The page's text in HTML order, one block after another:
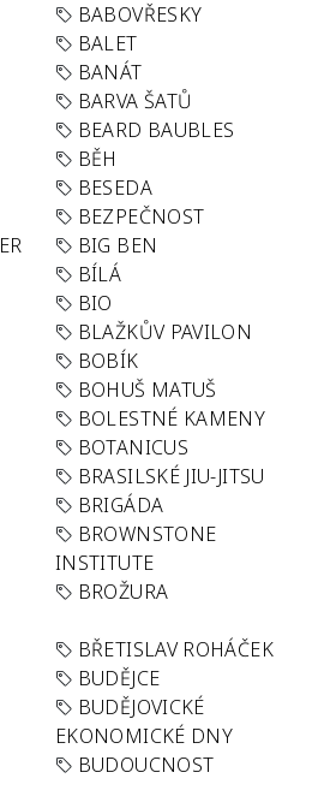
BABOVŘESKY
BALET
BANÁT
BARVA ŠATŮ
BEARD BAUBLES
BĚH
BESEDA
BEZPEČNOST
BIG BEN
BÍLÁ
BIO
BLAŽKŮV PAVILON
BOBÍK
BOHUŠ MATUŠ
BOLESTNÉ KAMENY
BOTANICUS
BRASILSKÉ JIU-JITSU
BRIGÁDA
BROWNSTONE
INSTITUTE
BROŽURA
BŘETISLAV ROHÁČEK
BUDĚJCE
BUDĚJOVICKÉ
EKONOMICKÉ DNY
BUDOUCNOST